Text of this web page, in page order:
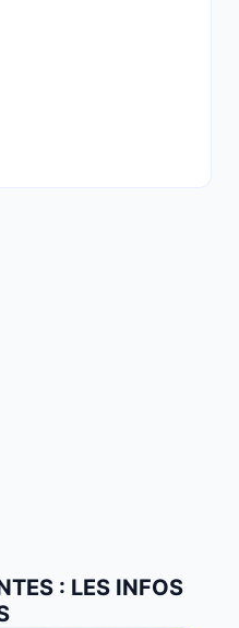
: LES INFOS